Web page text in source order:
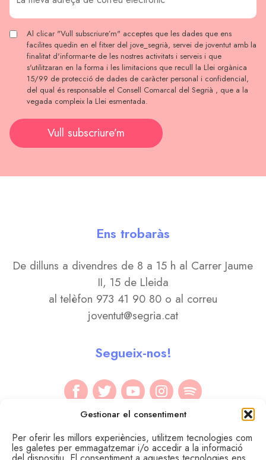
Gestionar el consentiment
Per oferir les millors experiències, utilitzem tecnologies com
les galetes per emmagatzemar i/o accedir a la informació
Al clicar "Vull subscriure’m" acceptes que les dades que ens
facilites quedin en el fitxer del jove_segrià, servei de joventut amb la
finalitat d'informar-te de les nostres activitats i serveis i que
s'utilitzaran en la forma i les limitacions que recull la Llei orgànica
15/99 de protecció de dades de caràcter personal i confidencial,
del qual és responsable el Consell Comarcal del Segrià , que a la
vegada compleix la Llei esmentada.
Vull subscriure’m
Ens trobaràs
De dilluns a divendres de 8 a 15 h al Carrer Jaume
II, 15 de Lleida
al telèfon 973 41 90 80 o al correu
joventut@segria.cat
Segueix-nos!